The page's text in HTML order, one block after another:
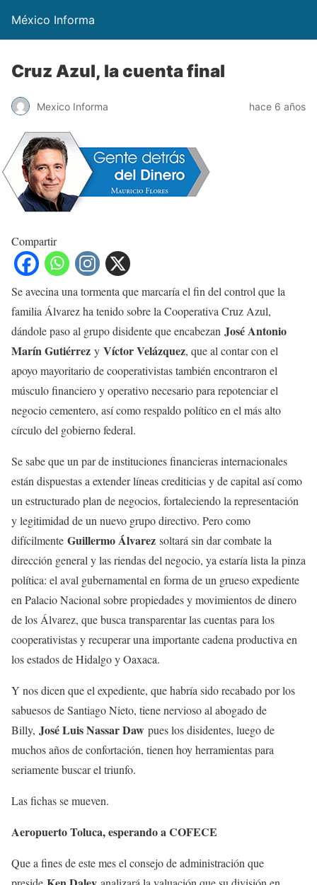
México Informa
Cruz Azul, la cuenta final
Mexico Informa hace 6 años
Compartir
Se avecina una tormenta que marcaría el fin del control que la
familia Álvarez ha tenido sobre la Cooperativa Cruz Azul,
dándole paso al grupo disidente que encabezan José Antonio
Marín Gutiérrez y Víctor Velázquez, que al contar con el
apoyo mayoritario de cooperativistas también encontraron el
músculo financiero y operativo necesario para repotenciar el
negocio cementero, así como respaldo político en el más alto
círculo del gobierno federal.
Se sabe que un par de instituciones financieras internacionales
están dispuestas a extender líneas crediticias y de capital así como
un estructurado plan de negocios, fortaleciendo la representación
y legitimidad de un nuevo grupo directivo. Pero como
difícilmente Guillermo Álvarez soltará sin dar combate la
dirección general y las riendas del negocio, ya estaría lista la pinza
política: el aval gubernamental en forma de un grueso expediente
en Palacio Nacional sobre propiedades y movimientos de dinero
de los Álvarez, que busca transparentar las cuentas para los
cooperativistas y recuperar una importante cadena productiva en
los estados de Hidalgo y Oaxaca.
Y nos dicen que el expediente, que habría sido recabado por los
sabuesos de Santiago Nieto, tiene nervioso al abogado de
Billy, José Luis Nassar Daw pues los disidentes, luego de
muchos años de confortación, tienen hoy herramientas para
seriamente buscar el triunfo.
Las fichas se mueven.
Aeropuerto Toluca, esperando a COFECE
Que a fines de este mes el consejo de administración que